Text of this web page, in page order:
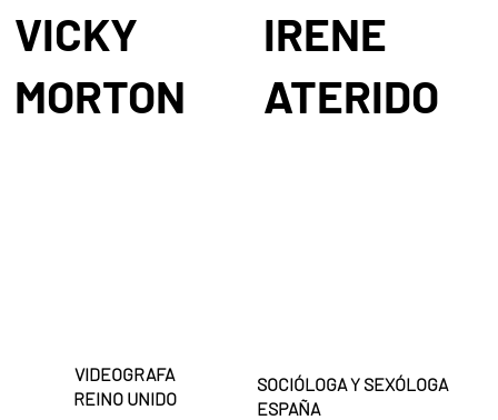
VICKY
MORTON
IRENE
ATERIDO
VIDEOGRAFA
REINO UNIDO
SOCIÓLOGA Y SEXÓLOGA​
ESPAÑA